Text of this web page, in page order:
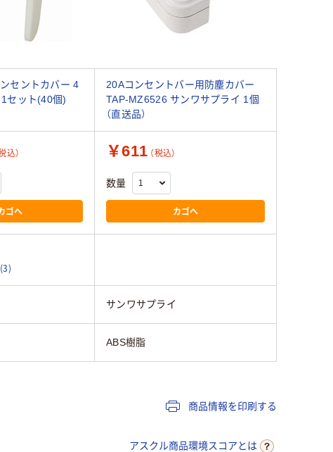
セントカバー 4
セット(40個)
20Aコンセントバー用防塵カバー
TAP-MZ6526 サンワサプライ 1個
（直送品）
込）
ゴへ
￥611 （税込）
数量
カゴへ
(3)
サンワサプライ
ABS樹脂
商品情報を印刷する
アスクル商品環境スコアとは